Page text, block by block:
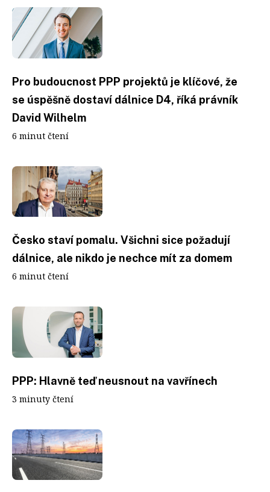
Pro budoucnost PPP projektů je klíčové, že
se úspěšně dostaví dálnice D4, říká právník
David Wilhelm
6 minut čtení
Česko staví pomalu. Všichni sice požadují
dálnice, ale nikdo je nechce mít za domem
6 minut čtení
PPP: Hlavně teď neusnout na vavřínech
3 minuty čtení